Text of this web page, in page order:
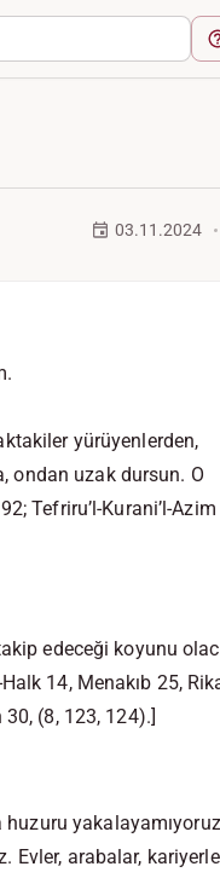
03.11.2024
yürüyenlerden,
ondan uzak dursun. O
Tefriru’l-Kurani’l-Azim
edeceği koyunu
14, Menakıb 25,
(8, 123, 124).]
huzuru
Evler, arabalar,